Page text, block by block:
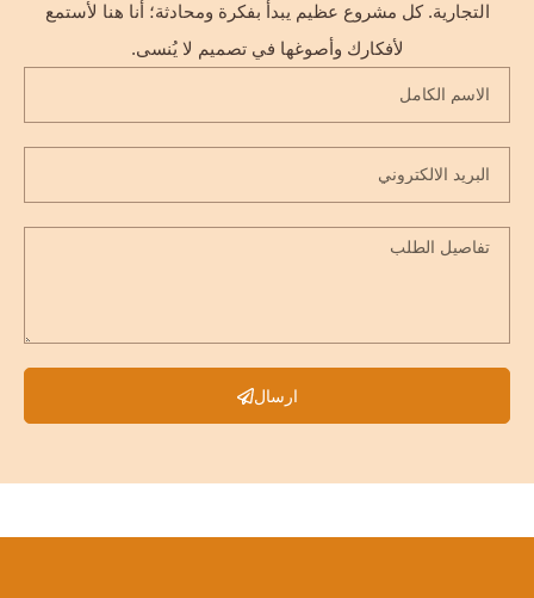
التجارية. كل مشروع عظيم يبدأ بفكرة ومحادثة؛ أنا هنا لأستمع
لأفكارك وأصوغها في تصميم لا يُنسى.
ارسال